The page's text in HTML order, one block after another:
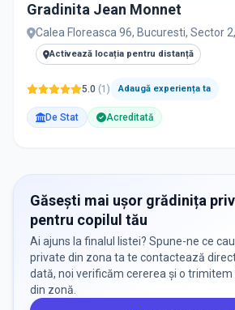
Gradinita Jean Monnet
Calea Floreasca 96, Bucuresti, Sector
Activează locația pentru distanță
5.0 (1 ) Adaugă experiența ta
De Stat Acreditată
Găsești mai ușor grădinița
pentru copilul tău
Ai ajuns la finalul listei? Spune-ne ce
private din zona ta te contactează
dată, noi verificăm cererea și o
din zonă.